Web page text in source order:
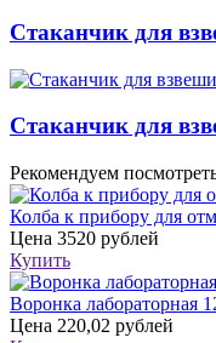
Стаканчик для
Стаканчик для
Рекомендуем
Колба к прибору для
Цена 3520 рублей
Купить
Воронка лабораторная
Цена 220,02 рублей